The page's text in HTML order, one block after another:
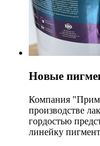
Новые
Компания
производстве
гордостью
линейку